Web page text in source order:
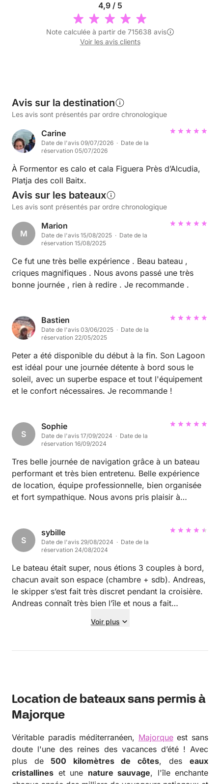
4,9 / 5
Note calculée à partir de 715638 avis
Voir les avis clients
Avis sur la destination
Les avis sont présentés par ordre chronologique
Carine
Date de l'avis 09/07/2026 · Date de la
réservation 05/07/2026
À Formentor es calo et cala Figuera Près d’Alcudia,
Platja des coll Baitx.
Avis sur les bateaux
Les avis sont présentés par ordre chronologique
M
Marion
Date de l'avis 15/08/2025 · Date de la
réservation 15/08/2025
Ce fut une très belle expérience . Beau bateau ,
criques magnifiques . Nous avons passé une très
bonne journée , rien à redire . Je recommande .
Bastien
Date de l'avis 03/06/2025 · Date de la
réservation 22/05/2025
Peter a été disponible du début à la fin. Son Lagoon
est idéal pour une journée détente à bord sous le
soleil, avec un superbe espace et tout l'équipement
et le confort nécessaires. Je recommande !
S
Sophie
Date de l'avis 17/09/2024 · Date de la
réservation 16/09/2024
Tres belle journée de navigation grâce à un bateau
performant et très bien entretenu. Belle expérience
de location, équipe professionnelle, bien organisée
et fort sympathique. Nous avons pris plaisir à
S
sybille
Date de l'avis 29/08/2024 · Date de la
réservation 24/08/2024
Le bateau était super, nous étions 3 couples à bord,
chacun avait son espace (chambre + sdb). Andreas,
le skipper s’est fait très discret pendant la croisière.
Andreas connaît très bien l’île et nous a fait
Seul bémol, nous avons beaucoup navigué, nous
traversées (le premier jour nous avons fait 5h de
peu dommage de faire le Check out aussi tôt.
Voir plus
Location de bateaux sans permis à
Majorque
Véritable paradis méditerranéen, Majorqueest sans
doute l'une des reines des vacances d’été ! Avec
plus de500 kilomètres de côtes, deseaux
cristallines et une nature sauvage, l'île enchante